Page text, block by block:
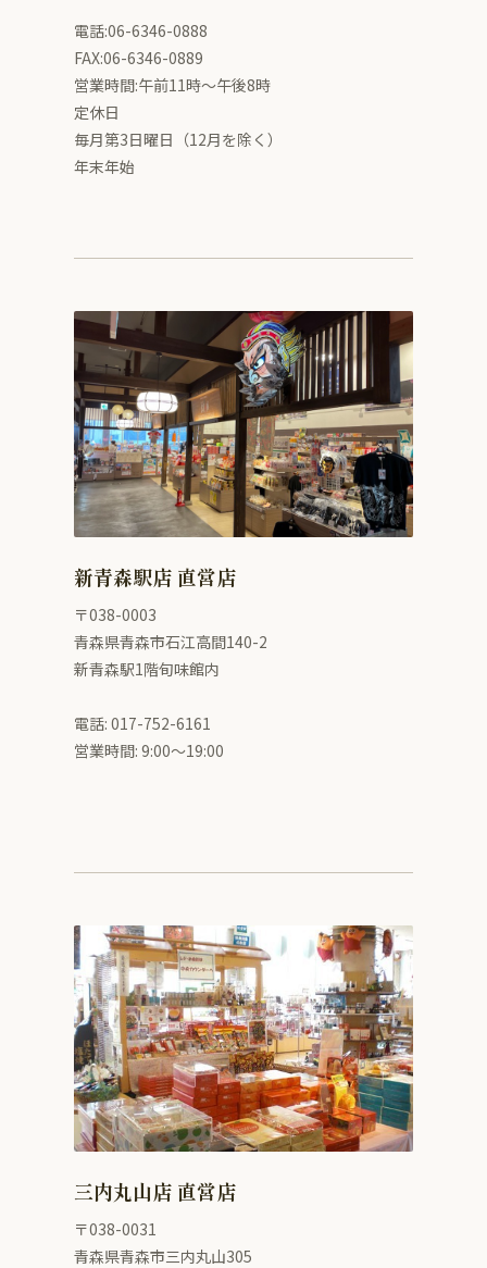
電話:06-6346-0888
FAX:06-6346-0889
営業時間:午前11時～午後8時
定休日
毎月第3日曜日（12月を除く）
年末年始
新青森駅店 直営店
〒038-0003
青森県青森市石江高間140-2
新青森駅1階旬味館内
電話: 017-752-6161
営業時間: 9:00〜19:00
三内丸山店 直営店
〒038-0031
青森県青森市三内丸山305